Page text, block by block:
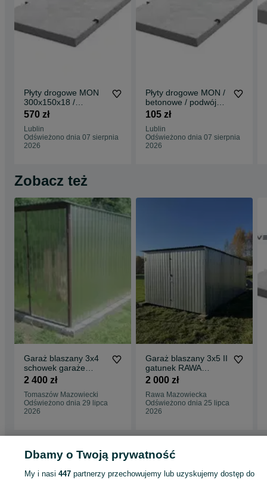
formularza OLX lub e-mail: sprzedaz(małpa)veco-bet.pl
Więcej informacji na stronie www.veco-bet.pl
Płyty drogowe MON
300x150x18 /
betonowe / podwojnie
570 zł
Lublin
Odświeżono dnia 07 sierpnia
2026
Płyty drogowe MON /
betonowe / podwójnie
zbrojone / MOCNE
105 zł
Lublin
Odświeżono dnia 07 sierpnia
2026
Zobacz też
Garaż blaszany 3x4
schowek garaże
blaszaki - Dostawa
2 400 zł
Tomaszów Mazowiecki
Odświeżono dnia 29 lipca
2026
Garaż blaszany 3x5 II
gatunek RAWA
MAZOWIECKA
2 000 zł
Rawa Mazowiecka
Odświeżono dnia 25 lipca
2026
Płyty drogowe - Piotrków Trybunalski
Dbamy o Twoją prywatność
My i nasi447 partnerzy przechowujemy lub uzyskujemy dostęp do